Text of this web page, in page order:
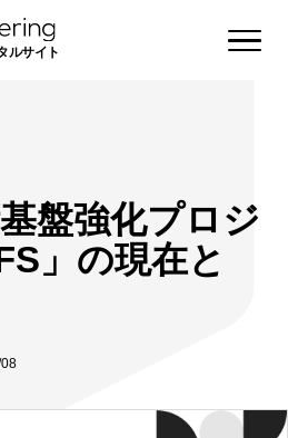
ルサイト
盤強化プロジ
」の現在と